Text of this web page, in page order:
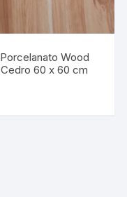
Porcelanato Wood
Cedro 60 x 60 cm